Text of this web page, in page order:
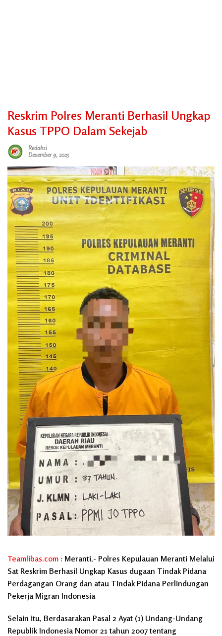
Reskrim Polres Meranti Berhasil Ungkap
Kasus TPPO Dalam Sekejab
Redaksi
Desember 9, 2025
Teamlibas.com : Meranti,- Polres Kepulauan Meranti Melalui
Sat Reskrim Berhasil Ungkap Kasus dugaan Tindak Pidana
Perdagangan Orang dan atau Tindak Pidana Perlindungan
Pekerja Migran Indonesia
Selain itu, Berdasarakan Pasal 2 Ayat (1) Undang-Undang
Republik Indonesia Nomor 21 tahun 2007 tentang